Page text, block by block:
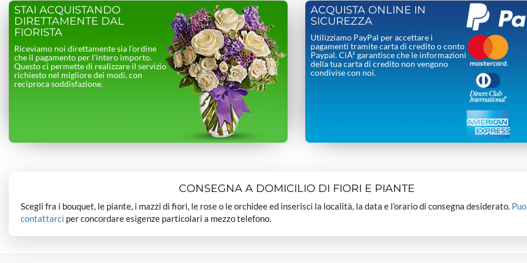
STAI ACQUISTANDO
DIRETTAMENTE DAL
FIORISTA
Riceviamo noi direttamente sia l’ordine
che il pagamento per l’intero importo.
Questo ci permette di realizzare il servizio
richiesto nel migliore dei modi, con
reciproca soddisfazione.
ACQUISTA ONLINE IN
SICUREZZA
Utilizziamo PayPal per accettare i
pagamenti tramite carta di credito o conto
Paypal. CiÃ² garantisce che le informazioni
della tua carta di credito non vengono
condivise con noi.
CONSEGNA A DOMICILIO DI FIORI E PIANTE
Scegli fra i bouquet, le piante, i mazzi di fiori, le rose o le orchidee ed inserisci la località, la data e l’orario di consegna desiderato.
contattarci per concordare esigenze particolari a mezzo telefono.